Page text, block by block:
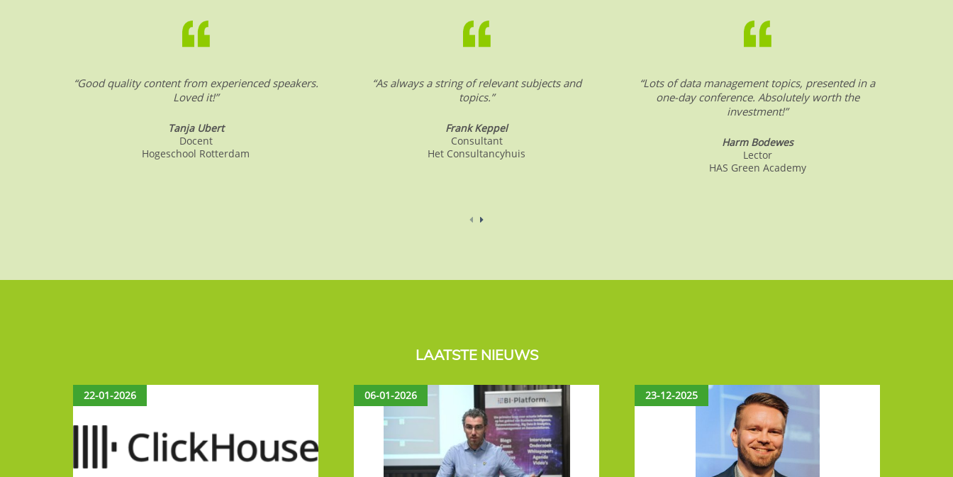
k
p
p
“Good quality content from experienced speakers.
Loved it!”
Tanja Ubert
Docent
Hogeschool Rotterdam
“As always a string of relevant subjects and
topics.”
Frank Keppel
Consultant
Het Consultancyhuis
“Lots of data management topics, presented in a
one-day conference. Absolutely worth the
investment!”
Harm Bodewes
Lector
HAS Green Academy
LAATSTE NIEUWS
22-01-2026 06-01-2026 23-12-2025